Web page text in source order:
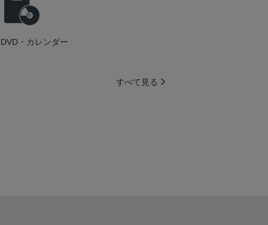
・カレンダー
すべて見る